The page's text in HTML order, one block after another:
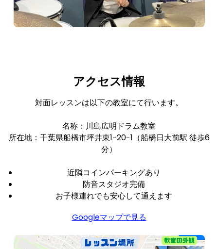
アクセス情報
対面レッスンは以下の教室にて行います。
名称：川島広明ドラム教室
所在地：千葉県船橋市坪井東1-20-1（船橋日大前駅 徒歩6
分）
近隣コインパーキングあり
防音スタジオ完備
お子様連れでも安心して通えます
Googleマップで見る